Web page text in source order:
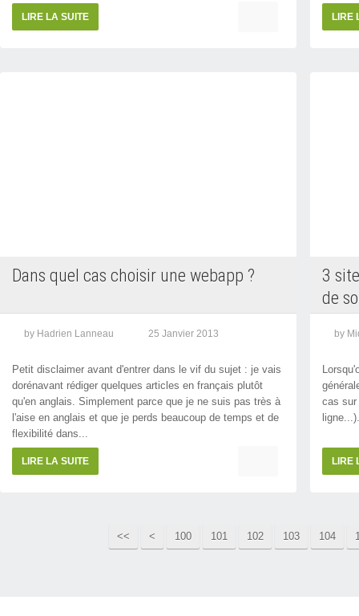
LIRE LA SUITE LIRE
Dans quel cas choisir une webapp ?
by Hadrien Lanneau 25 Janvier 2013
Petit disclaimer avant d'entrer dans le vif du sujet : je vais
dorénavant rédiger quelques articles en français plutôt
qu'en anglais. Simplement parce que je ne suis pas très à
l'aise en anglais et que je perds beaucoup de temps et de
flexibilité dans...
LIRE LA SUITE
3
de
by
cas sur
LIRE
<< < 100 101 102 103 104